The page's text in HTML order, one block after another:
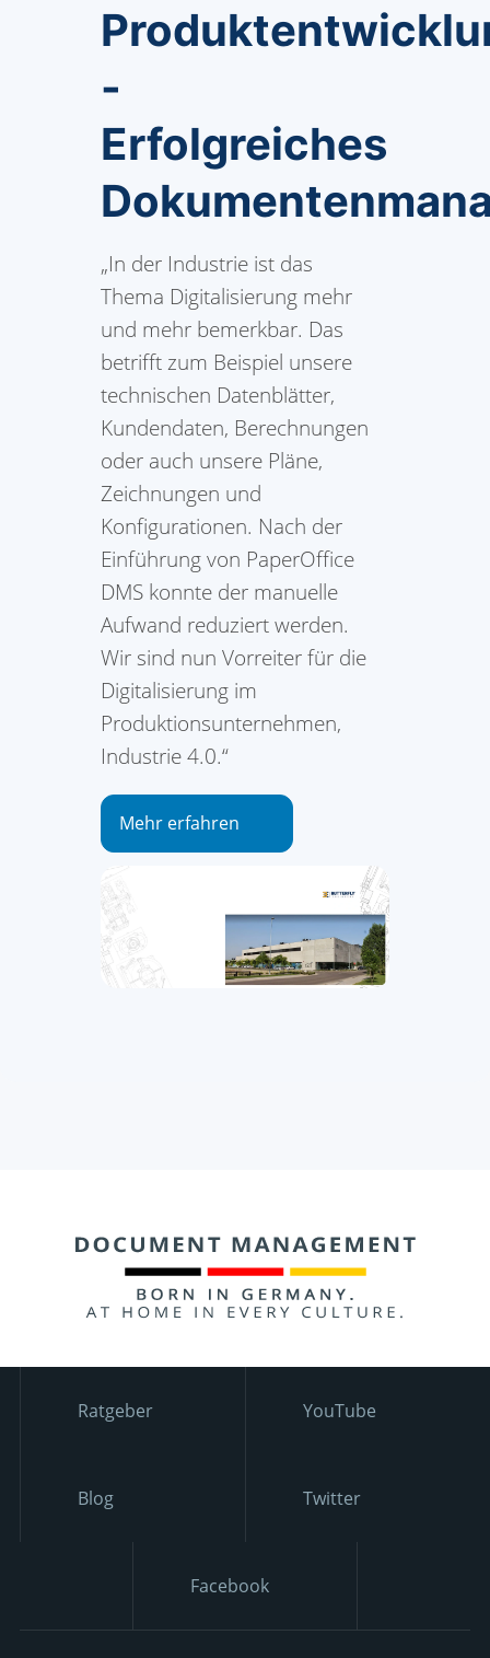
-
Erfolgreiches
„In der Industrie ist das
Thema Digitalisierung mehr
und mehr bemerkbar. Das
betrifft zum Beispiel unsere
technischen Datenblätter,
Kundendaten, Berechnungen
oder auch unsere Pläne,
Zeichnungen und
Konfigurationen. Nach der
Einführung von PaperOffice
DMS konnte der manuelle
Aufwand reduziert werden.
Wir sind nun Vorreiter für die
Digitalisierung im
Produktionsunternehmen,
Industrie 4.0.“
Mehr erfahren
Ratgeber YouTube
Blog Twitter
Facebook